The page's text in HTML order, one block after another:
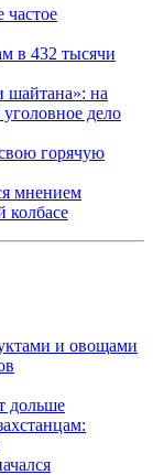
частое
в 432 тысячи
на
дело
горячую
мнением
колбасе
и овощами
дольше